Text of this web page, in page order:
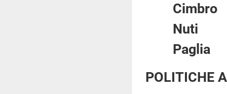
Nuti
POLITICHE